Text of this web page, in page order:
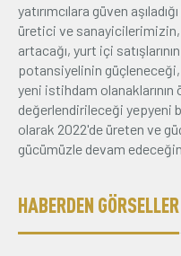
yatırımcılara güven
üretici ve sanayicilerimizin,
artacağı, yurt içi
potansiyelinin güçleneceği,
yeni istihdam olanaklarının
değerlendirileceği yepyeni
olarak 2022'de üreten ve
gücümüzle devam
HABERDEN GÖRSELLER